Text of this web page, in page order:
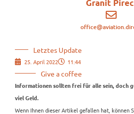
Granit
Letztes Update
25. April 2022 11:44
Give a coffee
Informationen sollten frei für alle sein, doch
viel Geld.
Wenn Ihnen dieser Artikel gefallen hat, können